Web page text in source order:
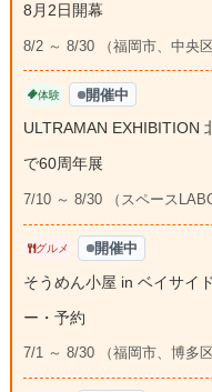
8月2日開幕
8/2 ～ 8/30 （福岡市、中央区
体験 開催中
ULTRAMAN EXHIBITION
で60周年展
7/10 ～ 8/30 （スペース
グルメ 開催中
そうめん小屋 in ベイサイ
ー・予約
7/1 ～ 8/30 （福岡市、博多